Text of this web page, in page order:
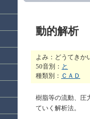
動的解析
よみ：どうてきか
50音別： と
種類別： ＣＡＤ
樹脂等の流動、圧
ていく解析法。